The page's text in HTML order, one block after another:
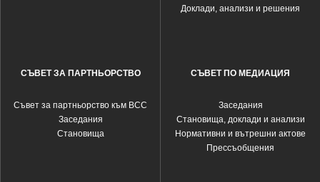
Доклади, анализи и решения
СЪВЕТ ЗА ПАРТНЬОРСТВО
Съвет за партньорство към ВСС
Заседания
Становища
СЪВЕТ ПО МЕДИАЦИЯ
Заседания
Становища, доклади и анализи
Нормативни и вътрешни актове
Прессъобщения